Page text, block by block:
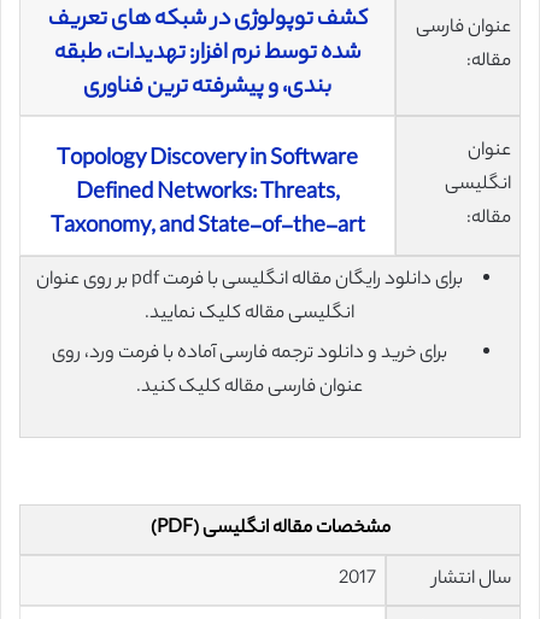
عنوان فارسی
مقاله:
کشف توپولوژی در شبکه های تعریف
شده توسط نرم افزار: تهدیدات، طبقه
بندی، و پیشرفته ترین فناوری
عنوان
انگلیسی
مقاله:
Topology Discovery in Software
Defined Networks: Threats,
Taxonomy, and State-of-the-art
برای دانلود رایگان مقاله انگلیسی با فرمت pdf بر روی عنوان
انگلیسی مقاله کلیک نمایید.
برای خرید و دانلود ترجمه فارسی آماده با فرمت ورد، روی
عنوان فارسی مقاله کلیک کنید.
مشخصات مقاله انگلیسی (PDF)
سال انتشار
2017